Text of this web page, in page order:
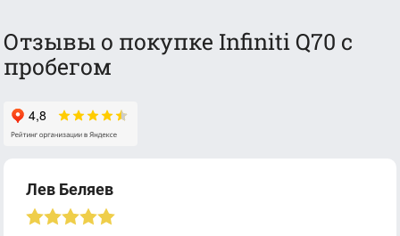
Отзывы о покупке Infiniti Q70 с
пробегом
Лев Беляев